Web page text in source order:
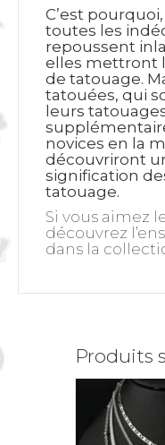
C’est
toutes les
repoussent
elles mettront
de tatouage.
tatouées, qui
leurs
novices en la
découvriront
signification
tatouage.
Si vous aimez
découvrez
dans la
Produits